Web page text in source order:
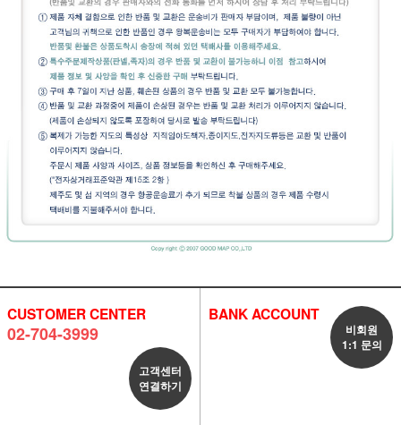
CUSTOMER CENTER
02-704-3999
고객센터
연결하기
BANK ACCOUNT
비회원
1:1 문의